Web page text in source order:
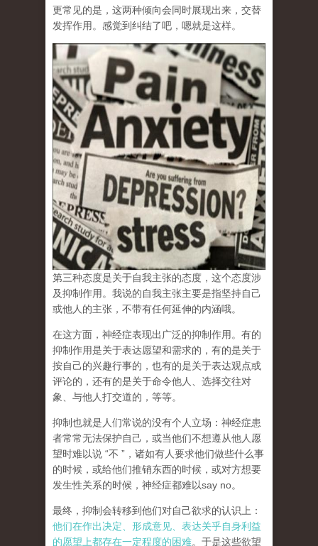
更常见的是，这两种倾向会同时展现出来，交替
发挥作用。感觉到纠结了吧，嗯就是这样。
第三种态度是关于自我主张的态度，这个态度涉
及抑制作用。我说的自我主张主要是指坚持自己
或他人的主张 ，不带有任何延伸的内涵哦。
在这方面，神经症表现出广泛的抑制作用。有的
抑制作用是关于表达愿望和需求的，有的是关于
按自己的兴趣行事的，也有的是关于表达观点或
评论的，还有的是关于命令他人、选择交往对
象、与他人打交道的，等等。
抑制也就是人们常说的没有个人立场：神经症患
者常常无法保护自己，或当他们不想遵从他人愿
望时难以说 “不 ”，诸如有人要求他们做些什么事
的时候，或给他们推销东西的时候，或对方想要
发生性关系的时候，神经症都难以say no。
最终，抑制会转移到他们对自己欲求的认识上：
他们在作出决定、形成意见、表达关乎自身利益
的愿望上都存在一定程度的困难。于是这些欲望